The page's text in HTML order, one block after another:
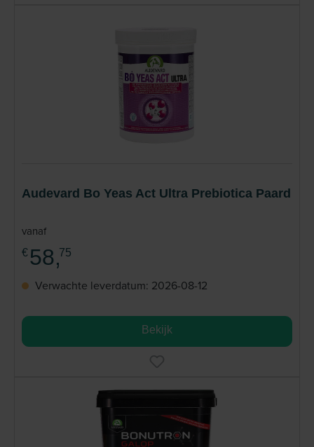
Audevard Bo Yeas Act Ultra Prebiotica Paard
vanaf
€ 58,75
Verwachte leverdatum: 2026-08-12
Bekijk